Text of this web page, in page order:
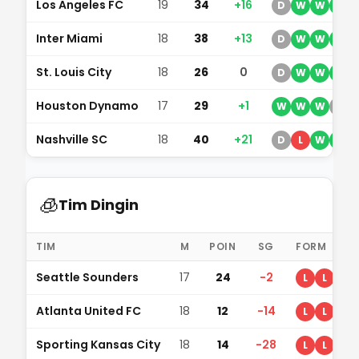
Los Angeles FC 19 34 +16 D W W
Inter Miami 18 38 +13 D W W
St. Louis City 18 26 0 D W W
Houston Dynamo 17 29 +1 W W W
Nashville SC 18 40 +21 D L W
🧊Tim Dingin
TIM M POIN SG FORM
Seattle Sounders 17 24 -2 L L
Atlanta United FC 18 12 -14 L L
Sporting Kansas City 18 14 -28 L L